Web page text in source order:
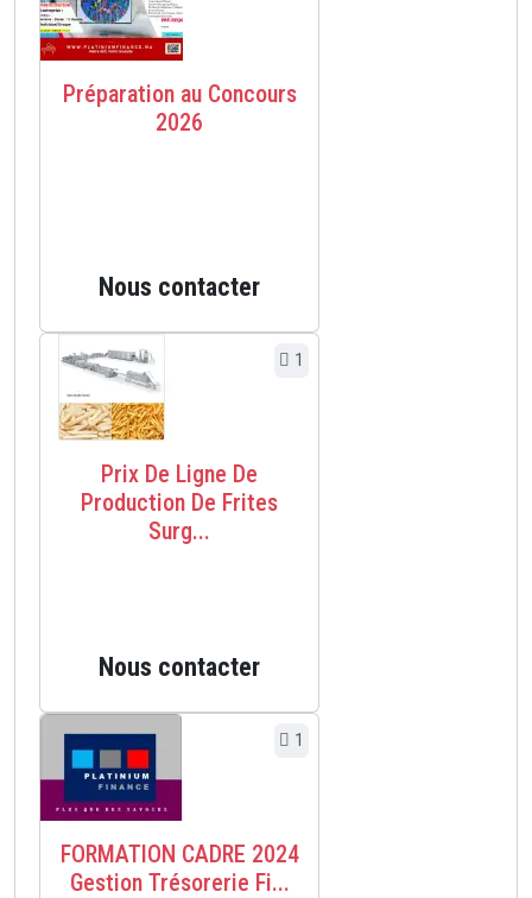
Préparation au Concours
2026
Nous contacter
1
Prix De Ligne De
Production De Frites
Surg...
Nous contacter
1
FORMATION CADRE 2024
Gestion Trésorerie Fi...